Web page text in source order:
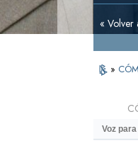
« Volver
»
Voz